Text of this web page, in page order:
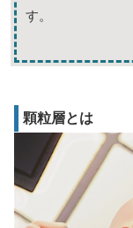
す。
顆粒層とは